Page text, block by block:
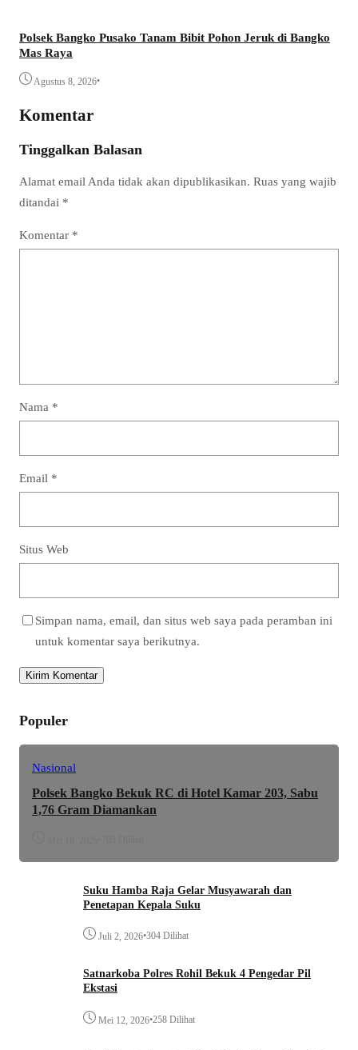
Polsek Bangko Pusako Tanam Bibit Pohon Jeruk di Bangko
Mas Raya
Agustus 8, 2026•
Komentar
Tinggalkan Balasan
Alamat email Anda tidak akan dipublikasikan. Ruas yang wajib
ditandai *
Komentar *
Nama *
Email *
Situs Web
Simpan nama, email, dan situs web saya pada peramban ini
untuk komentar saya berikutnya.
Populer
Nasional
Polsek Bangko Bekuk RC di Hotel Kamar 203, Sabu
1,76 Gram Diamankan
Suku Hamba Raja Gelar Musyawarah dan
Penetapan Kepala Suku
Juli 2, 2026•304 Dilihat
Satnarkoba Polres Rohil Bekuk 4 Pengedar Pil
Ekstasi
Mei 12, 2026•258 Dilihat